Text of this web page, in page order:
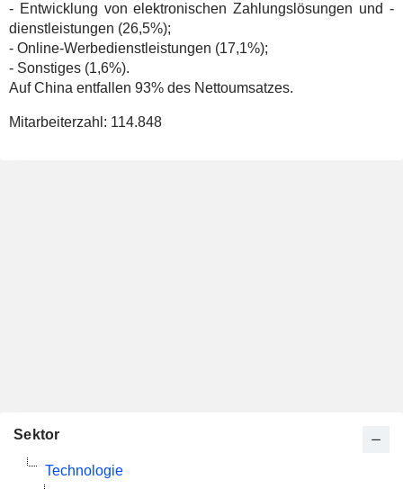
- Entwicklung von elektronischen Zahlungslösungen und -
dienstleistungen (26,5%);
- Online-Werbedienstleistungen (17,1%);
- Sonstiges (1,6%).
Auf China entfallen 93% des Nettoumsatzes.
Mitarbeiterzahl: 114.848
Sektor
Technologie